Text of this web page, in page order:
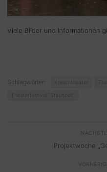
Viele Bilder und Informationen
Schlagwörter:
Theaterfestival “Staunzeit“
Projektwoche